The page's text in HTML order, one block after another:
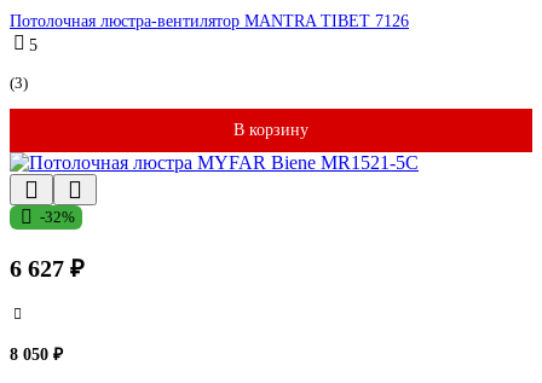
Потолочная люстра-вентилятор MANTRA TIBET 7126
5
(3)
В корзину
-32%
6 627 ₽
8 050 ₽